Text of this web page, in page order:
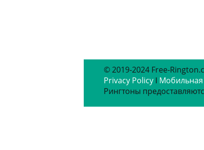
© 2019-2024 Free-
Privacy Policy ǀ Мобильная
Рингтоны